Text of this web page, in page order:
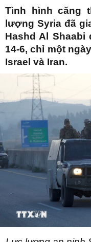
Tình hình căng
lượng Syria đã
Hashd Al
14-6, chỉ một
Israel và Iran.